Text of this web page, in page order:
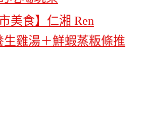
美食】仁湘 Ren
生雞湯＋鮮蝦蒸粄條推